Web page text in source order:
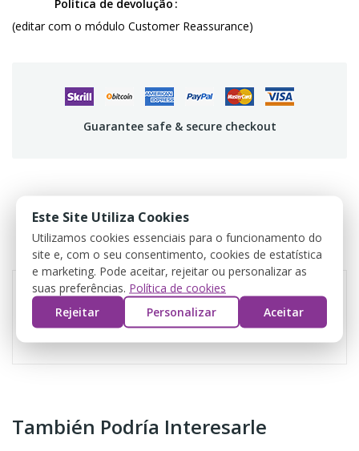
Política de devolução
(editar com o módulo Customer Reassurance)
Guarantee safe & secure checkout
DETALLES DEL PRODUCTO
REVIEWS
Referencia CR02
También Podría Interesarle
Este Site Utiliza Cookies
Utilizamos cookies essenciais para o funcionamento do
site e, com o seu consentimento, cookies de estatística
e marketing. Pode aceitar, rejeitar ou personalizar as
suas preferências. Política de cookies
Rejeitar
Personalizar Aceitar